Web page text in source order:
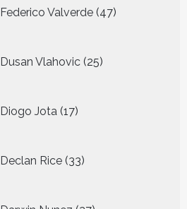
Federico Valverde 47
producten
Dusan Vlahovic 25
producten
Diogo Jota 17
producten
Declan Rice 33
producten